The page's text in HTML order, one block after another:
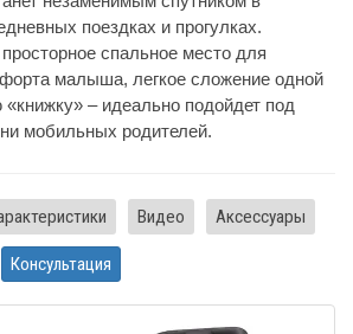
поездках и прогулках.
спальное место для
малыша, легкое сложение одной
«книжку» – идеально подойдет под
мобильных родителей.
Видео Аксессуары
Консультация